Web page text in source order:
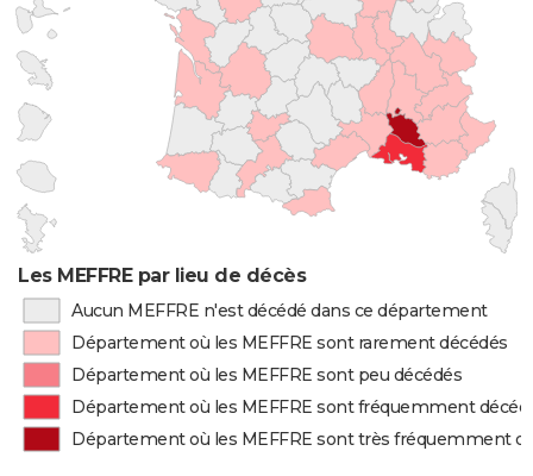
Les MEFFRE par lieu de décès
Aucun MEFFRE n'est décédé dans ce département
Département où les MEFFRE sont rarement décédés
Département où les MEFFRE sont peu décédés
Département où les MEFFRE sont fréquemment
Département où les MEFFRE sont très fréquemment